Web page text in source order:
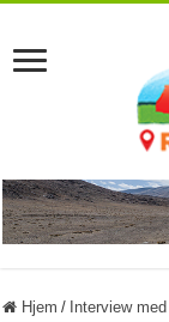
Hjem / Interview